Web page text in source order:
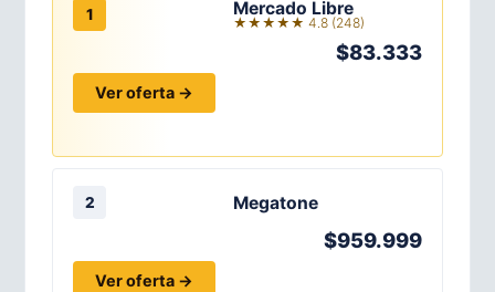
1 Mercado Libre
★★★★★ 4.8 (248)
$83.333
Ver oferta →
2 Megatone
$959.999
Ver oferta →